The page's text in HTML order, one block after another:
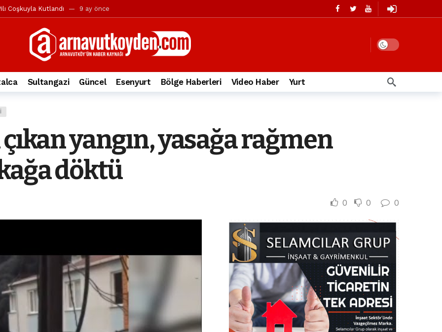
Coşkuyla Kutlandı 9 ay önce
ve Mustafa Candaroğlu’na yönelik suçlamalar 10 ay önce
344.868’e ulaştı 1 yıl önce
otomobil alev alev yandı. 2 yıl önce
protesto gösterisi düzenledi 2 yıl önce
üzerine devrildi
taksideki yolcu öldü 3 yıl önce
tepkisi 3 yıl önce
Sultangazi Güncel Esenyurt Bölge Haberleri Video Haber Yurt
yangın, yasağa rağmen
döktü
0 0 0